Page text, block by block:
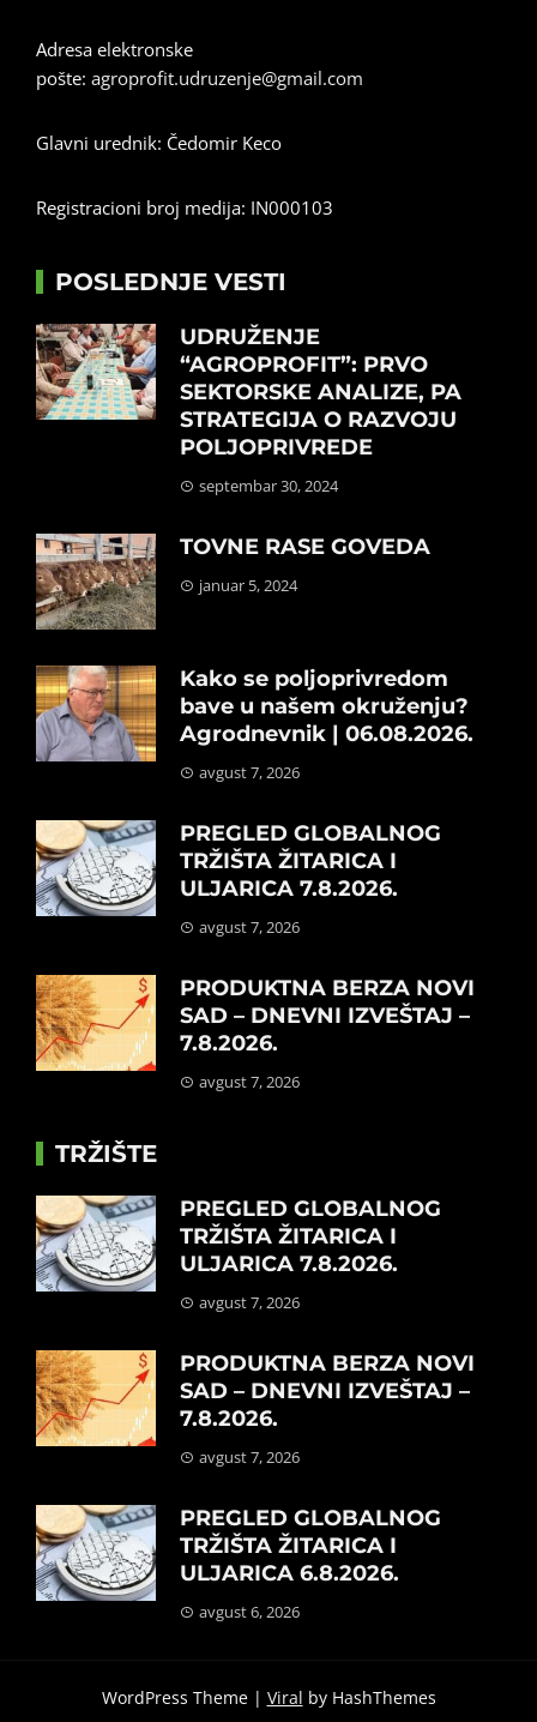
Adresa elektronske
pošte: agroprofit.udruzenje@gmail.com
Glavni urednik: Čedomir Keco
Registracioni broj medija: IN000103
POSLEDNJE VESTI
UDRUŽENJE
“AGROPROFIT”: PRVO
SEKTORSKE ANALIZE, PA
STRATEGIJA O RAZVOJU
POLJOPRIVREDE
septembar 30, 2024
TOVNE RASE GOVEDA
januar 5, 2024
Kako se poljoprivredom
bave u našem okruženju?
Agrodnevnik | 06.08.2026.
avgust 7, 2026
PREGLED GLOBALNOG
TRŽIŠTA ŽITARICA I
ULJARICA 7.8.2026.
avgust 7, 2026
PRODUKTNA BERZA NOVI
SAD – DNEVNI IZVEŠTAJ –
7.8.2026.
avgust 7, 2026
TRŽIŠTE
PREGLED GLOBALNOG
TRŽIŠTA ŽITARICA I
ULJARICA 7.8.2026.
avgust 7, 2026
PRODUKTNA BERZA NOVI
SAD – DNEVNI IZVEŠTAJ –
7.8.2026.
avgust 7, 2026
PREGLED GLOBALNOG
TRŽIŠTA ŽITARICA I
ULJARICA 6.8.2026.
avgust 6, 2026
WordPress Theme | Viral by HashThemes